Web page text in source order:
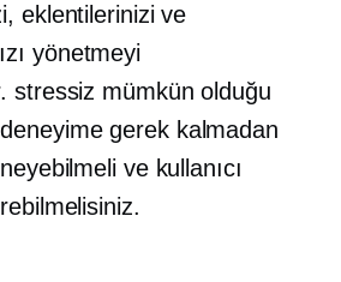
eklentilerinizi ve
yönetmeyi
stressiz mümkün olduğu
gerek kalmadan
ve kullanıcı